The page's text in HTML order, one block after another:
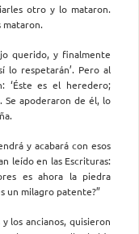
otro y lo mataron.
mataron.
querido, y finalmente
lo respetarán’. Pero al
‘Éste es el heredero;
Se apoderaron de él, lo
y acabará con esos
leído en las Escrituras:
es ahora la piedra
un milagro patente?”
los ancianos, quisieron